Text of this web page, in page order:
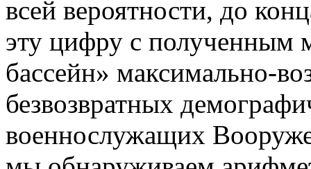
всей вероятности, до
эту цифру с полученным
бассейн» максимально-
безвозвратных
военнослужащих